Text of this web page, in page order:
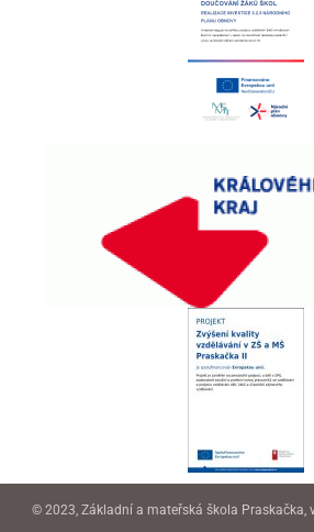
© 2023, Základní a mateřská škola Praskačka,